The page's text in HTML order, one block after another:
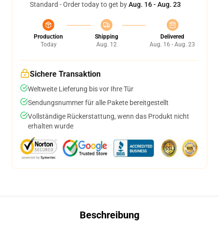
Standard - Order today to get byAug. 16 - Aug. 23
Production
Today
Shipping
Aug. 12
Delivered
Aug. 16 - Aug. 23
Sichere Transaktion
Weltweite Lieferung bis vor Ihre Tür
Sendungsnummer für alle Pakete bereitgestellt
Vollständige Rückerstattung, wenn das Produkt nicht
erhalten wurde
Beschreibung